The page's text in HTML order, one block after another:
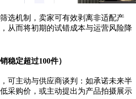
选机制，卖家可有效剥离非适配产
从而将初期的试错成本与运营风险降
稳定超过100件）
可主动与供应商谈判：如承诺未来半
采购价，或主动提出为产品拍摄展示